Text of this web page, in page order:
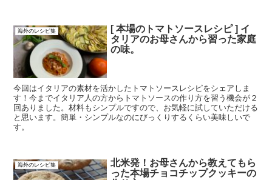
海外のレシピ集
[ 本場のトマトソースレシピ ] イ
タリアのお母さんから習った家庭
の味。
今回はイタリアの素材を活かしたトマトソースレシピをシェアしま
す！今までイタリア人の方からトマトソースの作り方を習う機会が２
回ありました。材料もシンプルですので、お気軽に試していただける
と思います。簡単・シンプルなのにびっくりするくらい美味しいで
す。
海外のレシピ集
北米発！お母さんから教えてもら
った本場チョコチップクッキーの